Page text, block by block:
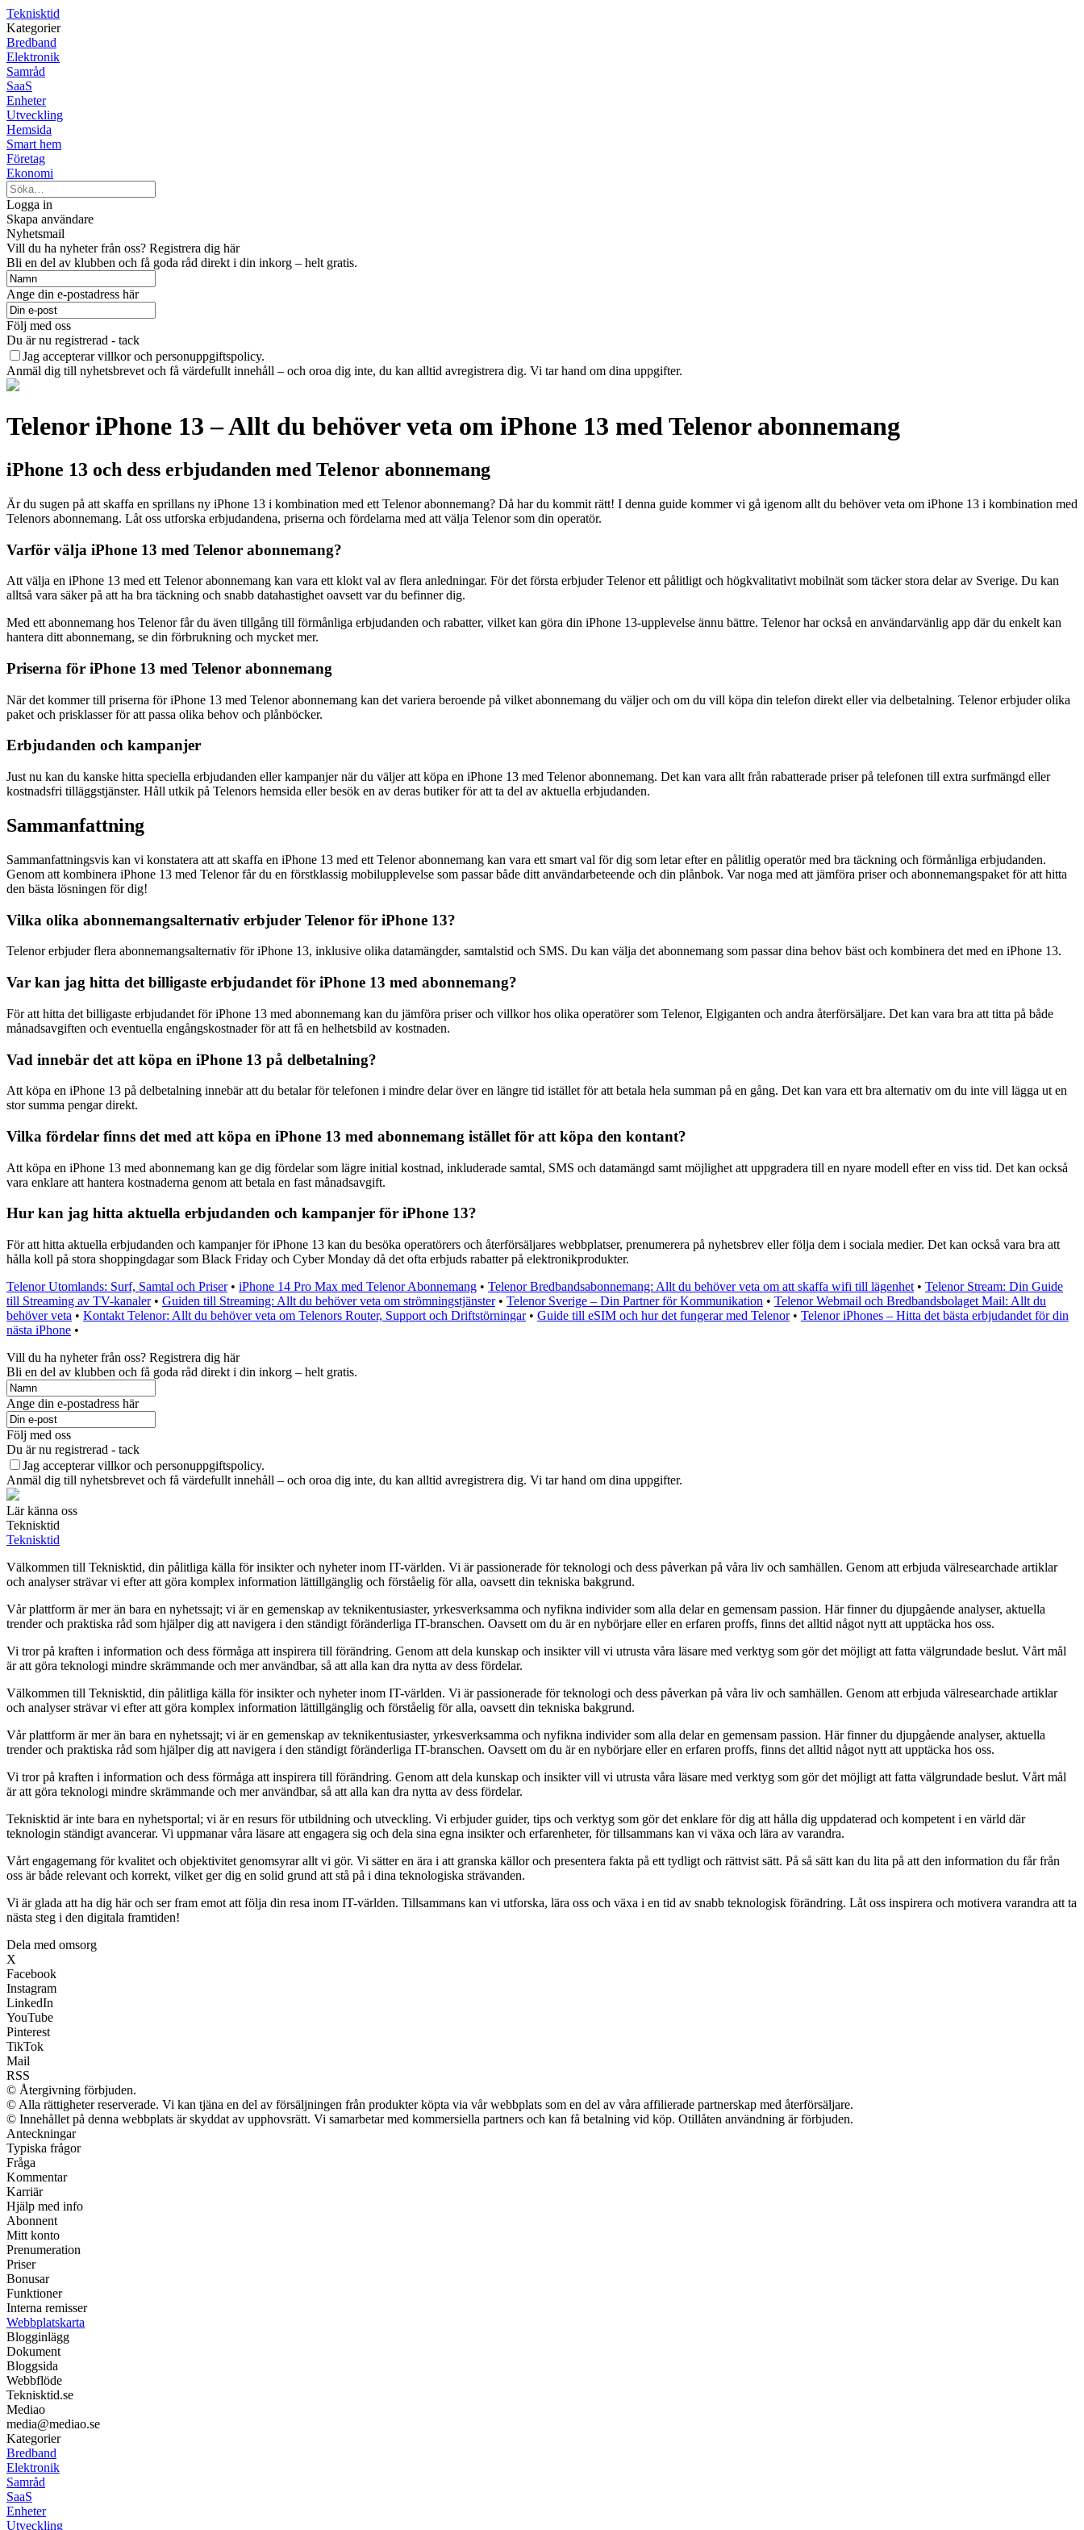
Teknisktid
Kategorier
Bredband
Elektronik
Samråd
SaaS
Enheter
Utveckling
Hemsida
Smart hem
Företag
Ekonomi
Logga in
Skapa användare
Nyhetsmail
Vill du ha nyheter från oss? Registrera dig här
Bli en del av klubben och få goda råd direkt i din inkorg – helt gratis.
Ange din e-postadress här
Följ med oss
Du är nu registrerad - tack
Jag accepterar villkor och personuppgiftspolicy.
Anmäl dig till nyhetsbrevet och få värdefullt innehåll – och oroa dig inte, du kan alltid avregistrera dig. Vi tar hand om dina uppgifter.
Telenor iPhone 13 – Allt du behöver veta om iPhone 13 med Telenor abonnemang
iPhone 13 och dess erbjudanden med Telenor abonnemang
Är du sugen på att skaffa en sprillans ny iPhone 13 i kombination med ett Telenor abonnemang? Då har du kommit rätt! I denna guide kommer vi gå igenom allt du behöver veta om iPhone 13 i kombination med
Telenors abonnemang. Låt oss utforska erbjudandena, priserna och fördelarna med att välja Telenor som din operatör.
Varför välja iPhone 13 med Telenor abonnemang?
Att välja en iPhone 13 med ett Telenor abonnemang kan vara ett klokt val av flera anledningar. För det första erbjuder Telenor ett pålitligt och högkvalitativt mobilnät som täcker stora delar av Sverige. Du kan
alltså vara säker på att ha bra täckning och snabb datahastighet oavsett var du befinner dig.
Med ett abonnemang hos Telenor får du även tillgång till förmånliga erbjudanden och rabatter, vilket kan göra din iPhone 13-upplevelse ännu bättre. Telenor har också en användarvänlig app där du enkelt kan
hantera ditt abonnemang, se din förbrukning och mycket mer.
Priserna för iPhone 13 med Telenor abonnemang
När det kommer till priserna för iPhone 13 med Telenor abonnemang kan det variera beroende på vilket abonnemang du väljer och om du vill köpa din telefon direkt eller via delbetalning. Telenor erbjuder olika
paket och prisklasser för att passa olika behov och plånböcker.
Erbjudanden och kampanjer
Just nu kan du kanske hitta speciella erbjudanden eller kampanjer när du väljer att köpa en iPhone 13 med Telenor abonnemang. Det kan vara allt från rabatterade priser på telefonen till extra surfmängd eller
kostnadsfri tilläggstjänster. Håll utkik på Telenors hemsida eller besök en av deras butiker för att ta del av aktuella erbjudanden.
Sammanfattning
Sammanfattningsvis kan vi konstatera att att skaffa en iPhone 13 med ett Telenor abonnemang kan vara ett smart val för dig som letar efter en pålitlig operatör med bra täckning och förmånliga erbjudanden.
Genom att kombinera iPhone 13 med Telenor får du en förstklassig mobilupplevelse som passar både ditt användarbeteende och din plånbok. Var noga med att jämföra priser och abonnemangspaket för att hitta
den bästa lösningen för dig!
Vilka olika abonnemangsalternativ erbjuder Telenor för iPhone 13?
Telenor erbjuder flera abonnemangsalternativ för iPhone 13, inklusive olika datamängder, samtalstid och SMS. Du kan välja det abonnemang som passar dina behov bäst och kombinera det med en iPhone 13.
Var kan jag hitta det billigaste erbjudandet för iPhone 13 med abonnemang?
För att hitta det billigaste erbjudandet för iPhone 13 med abonnemang kan du jämföra priser och villkor hos olika operatörer som Telenor, Elgiganten och andra återförsäljare. Det kan vara bra att titta på både
månadsavgiften och eventuella engångskostnader för att få en helhetsbild av kostnaden.
Vad innebär det att köpa en iPhone 13 på delbetalning?
Att köpa en iPhone 13 på delbetalning innebär att du betalar för telefonen i mindre delar över en längre tid istället för att betala hela summan på en gång. Det kan vara ett bra alternativ om du inte vill lägga ut en
stor summa pengar direkt.
Vilka fördelar finns det med att köpa en iPhone 13 med abonnemang istället för att köpa den kontant?
Att köpa en iPhone 13 med abonnemang kan ge dig fördelar som lägre initial kostnad, inkluderade samtal, SMS och datamängd samt möjlighet att uppgradera till en nyare modell efter en viss tid. Det kan också
vara enklare att hantera kostnaderna genom att betala en fast månadsavgift.
Hur kan jag hitta aktuella erbjudanden och kampanjer för iPhone 13?
För att hitta aktuella erbjudanden och kampanjer för iPhone 13 kan du besöka operatörers och återförsäljares webbplatser, prenumerera på nyhetsbrev eller följa dem i sociala medier. Det kan också vara bra att
hålla koll på stora shoppingdagar som Black Friday och Cyber Monday då det ofta erbjuds rabatter på elektronikprodukter.
Telenor Utomlands: Surf, Samtal och Priser• iPhone 14 Pro Max med Telenor Abonnemang • Telenor Bredbandsabonnemang: Allt du behöver veta om att skaffa wifi till lägenhet • Telenor Stream: Din Guide
till Streaming av TV-kanaler• Guiden till Streaming: Allt du behöver veta om strömningstjänster• Telenor Sverige – Din Partner för Kommunikation • Telenor Webmail och Bredbandsbolaget Mail: Allt du
behöver veta • Kontakt Telenor: Allt du behöver veta om Telenors Router, Support och Driftstörningar• Guide till eSIM och hur det fungerar med Telenor• Telenor iPhones – Hitta det bästa erbjudandet för din
nästa iPhone •
Vill du ha nyheter från oss? Registrera dig här
Bli en del av klubben och få goda råd direkt i din inkorg – helt gratis.
Ange din e-postadress här
Följ med oss
Du är nu registrerad - tack
Jag accepterar villkor och personuppgiftspolicy.
Anmäl dig till nyhetsbrevet och få värdefullt innehåll – och oroa dig inte, du kan alltid avregistrera dig. Vi tar hand om dina uppgifter.
Lär känna oss
Teknisktid
Teknisktid
Välkommen till Teknisktid, din pålitliga källa för insikter och nyheter inom IT-världen. Vi är passionerade för teknologi och dess påverkan på våra liv och samhällen. Genom att erbjuda välresearchade artiklar
och analyser strävar vi efter att göra komplex information lättillgänglig och förståelig för alla, oavsett din tekniska bakgrund.
Vår plattform är mer än bara en nyhetssajt; vi är en gemenskap av teknikentusiaster, yrkesverksamma och nyfikna individer som alla delar en gemensam passion. Här finner du djupgående analyser, aktuella
trender och praktiska råd som hjälper dig att navigera i den ständigt föränderliga IT-branschen. Oavsett om du är en nybörjare eller en erfaren proffs, finns det alltid något nytt att upptäcka hos oss.
Vi tror på kraften i information och dess förmåga att inspirera till förändring. Genom att dela kunskap och insikter vill vi utrusta våra läsare med verktyg som gör det möjligt att fatta välgrundade beslut. Vårt mål
är att göra teknologi mindre skrämmande och mer användbar, så att alla kan dra nytta av dess fördelar.
Välkommen till Teknisktid, din pålitliga källa för insikter och nyheter inom IT-världen. Vi är passionerade för teknologi och dess påverkan på våra liv och samhällen. Genom att erbjuda välresearchade artiklar
och analyser strävar vi efter att göra komplex information lättillgänglig och förståelig för alla, oavsett din tekniska bakgrund.
Vår plattform är mer än bara en nyhetssajt; vi är en gemenskap av teknikentusiaster, yrkesverksamma och nyfikna individer som alla delar en gemensam passion. Här finner du djupgående analyser, aktuella
trender och praktiska råd som hjälper dig att navigera i den ständigt föränderliga IT-branschen. Oavsett om du är en nybörjare eller en erfaren proffs, finns det alltid något nytt att upptäcka hos oss.
Vi tror på kraften i information och dess förmåga att inspirera till förändring. Genom att dela kunskap och insikter vill vi utrusta våra läsare med verktyg som gör det möjligt att fatta välgrundade beslut. Vårt mål
är att göra teknologi mindre skrämmande och mer användbar, så att alla kan dra nytta av dess fördelar.
Teknisktid är inte bara en nyhetsportal; vi är en resurs för utbildning och utveckling. Vi erbjuder guider, tips och verktyg som gör det enklare för dig att hålla dig uppdaterad och kompetent i en värld där
teknologin ständigt avancerar. Vi uppmanar våra läsare att engagera sig och dela sina egna insikter och erfarenheter, för tillsammans kan vi växa och lära av varandra.
Vårt engagemang för kvalitet och objektivitet genomsyrar allt vi gör. Vi sätter en ära i att granska källor och presentera fakta på ett tydligt och rättvist sätt. På så sätt kan du lita på att den information du får från
oss är både relevant och korrekt, vilket ger dig en solid grund att stå på i dina teknologiska strävanden.
Vi är glada att ha dig här och ser fram emot att följa din resa inom IT-världen. Tillsammans kan vi utforska, lära oss och växa i en tid av snabb teknologisk förändring. Låt oss inspirera och motivera varandra att ta
nästa steg i den digitala framtiden!
Dela med omsorg
X
Facebook
Instagram
LinkedIn
YouTube
Pinterest
TikTok
Mail
RSS
© Återgivning förbjuden.
© Alla rättigheter reserverade. Vi kan tjäna en del av försäljningen från produkter köpta via vår webbplats som en del av våra affilierade partnerskap med återförsäljare.
© Innehållet på denna webbplats är skyddat av upphovsrätt. Vi samarbetar med kommersiella partners och kan få betalning vid köp. Otillåten användning är förbjuden.
Anteckningar
Typiska frågor
Fråga
Kommentar
Karriär
Hjälp med info
Abonnent
Mitt konto
Prenumeration
Priser
Bonusar
Funktioner
Interna remisser
Webbplatskarta
Blogginlägg
Dokument
Bloggsida
Webbflöde
Teknisktid.se
Mediao
media@mediao.se
Kategorier
Bredband
Elektronik
Samråd
SaaS
Enheter
Utveckling